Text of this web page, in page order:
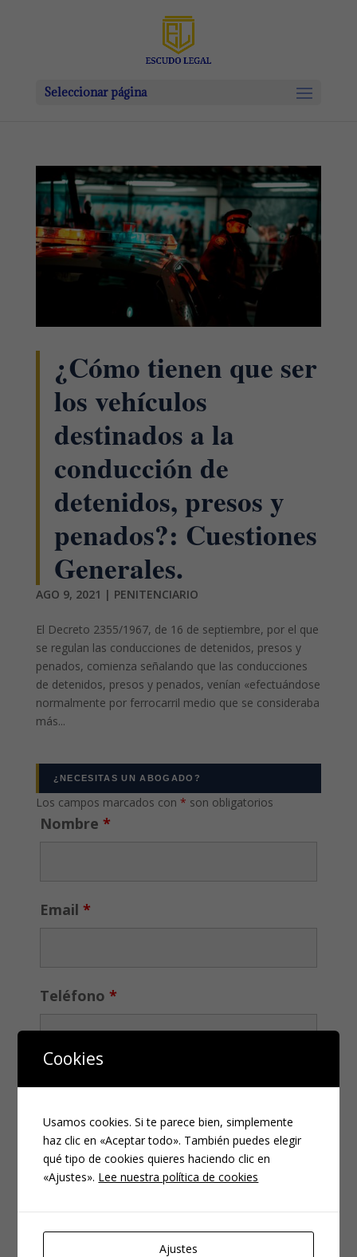
Seleccionar página
¿Cómo tienen que ser
los vehículos
destinados a la
conducción de
detenidos, presos y
penados?: Cuestiones
Generales.
AGO 9, 2021 | PENITENCIARIO
El Decreto 2355/1967, de 16 de septiembre, por el que
se regulan las conducciones de detenidos, presos y
penados, comienza señalando que las conducciones
de detenidos, presos y penados, venían «efectuándose
normalmente por ferrocarril medio que se consideraba
más...
¿NECESITAS UN ABOGADO?
Los campos marcados con * son obligatorios
Nombre *
Email *
Teléfono *
CATEGORÍAS
Noticias
Cookies
Usamos cookies. Si te parece bien, simplemente
haz clic en «Aceptar todo». También puedes elegir
qué tipo de cookies quieres haciendo clic en
«Ajustes». Lee nuestra política de cookies
Ajustes